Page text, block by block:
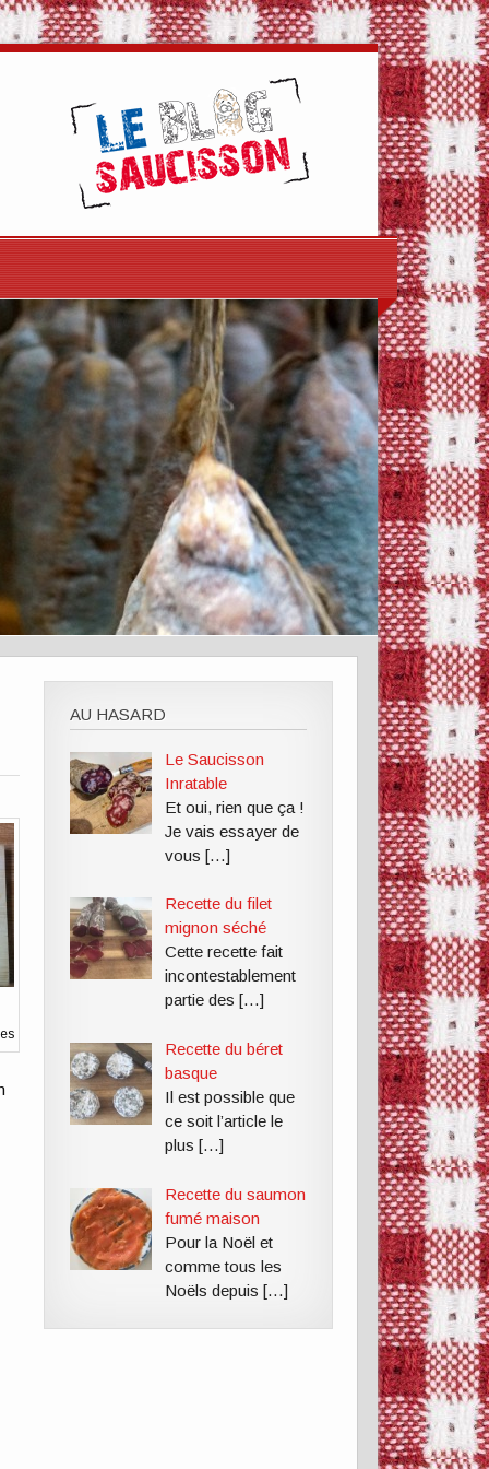
AU HASARD
Le Saucisson
Inratable
Et oui, rien que ça !
Je vais essayer de
vous […]
Recette du filet
mignon séché
Cette recette fait
incontestablement
partie des […]
Recette du béret
basque
Il est possible que
ce soit l’article le
plus […]
Recette du saumon
fumé maison
Pour la Noël et
comme tous les
Noëls depuis […]